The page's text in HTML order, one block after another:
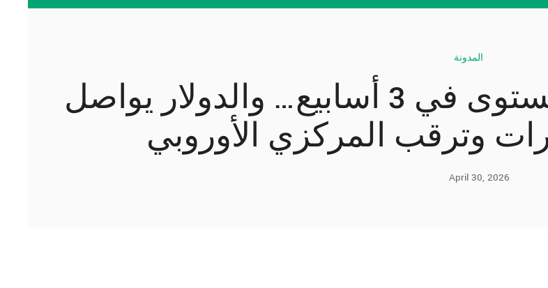
المدونة
اليورو يتراجع إلى أدنى مستوى في 3 أسابيع… والدولار يواصل
وترقب المركزي الأوروبي
April 30, 2026